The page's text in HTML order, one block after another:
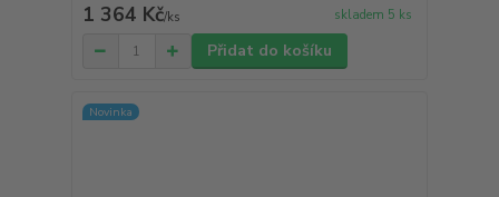
1 364 Kč/ks skladem 5 ks
Přidat do košíku
Novinka